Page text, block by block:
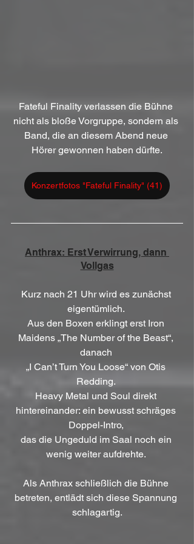
Fateful Finality verlassen die Bühne
nicht als bloße Vorgruppe, sondern als
Band, die an diesem Abend neue
Hörer gewonnen haben dürfte.
Konzertfotos "Fateful Finality" (41)
Anthrax: Erst Verwirrung, dann
Vollgas
Kurz nach 21 Uhr wird es zunächst
eigentümlich.
Aus den Boxen erklingt erst Iron
Maidens „The Number of the Beast“,
danach
„I Can’t Turn You Loose“ von Otis
Redding.
Heavy Metal und Soul direkt
hintereinander: ein bewusst schräges
Doppel-Intro,
das die Ungeduld im Saal noch ein
wenig weiter aufdrehte.
Als Anthrax schließlich die Bühne
betreten, entlädt sich diese Spannung
schlagartig.